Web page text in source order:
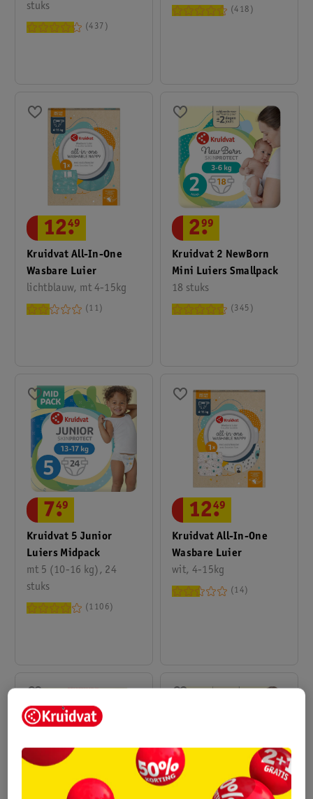
stuks
437
418
Kruidvat All-In-One
Wasbare Luier
lichtblauw, mt 4-15kg
12.
49
11
Kruidvat 2 NewBorn
Mini Luiers Smallpack
18 stuks
2.
99
345
Kruidvat 5 Junior
Luiers Midpack
mt 5 (10-16 kg), 24
stuks
7.
49
1106
Kruidvat All-In-One
Wasbare Luier
wit, 4-15kg
12.
49
14